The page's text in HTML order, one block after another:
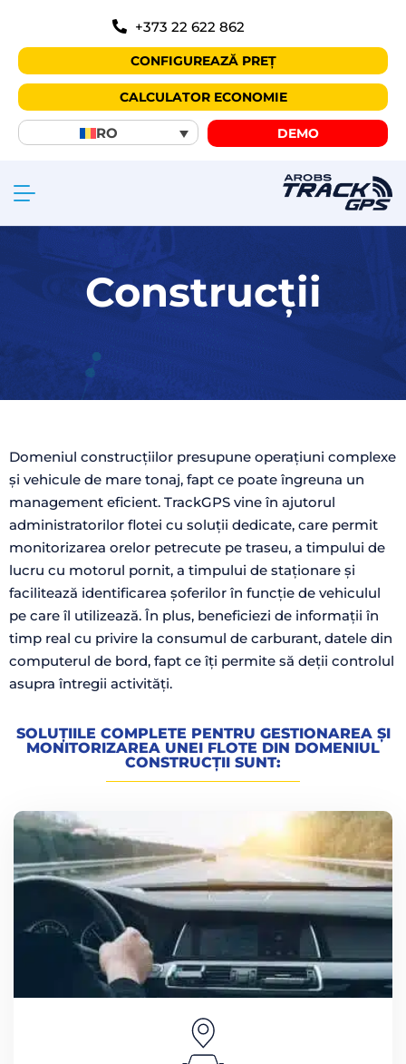
+373 22 622 862
CONFIGUREAZĂ PREȚ
CALCULATOR ECONOMIE
RO DEMO
Construcții
Domeniul construcțiilor presupune operațiuni complexe
și vehicule de mare tonaj, fapt ce poate îngreuna un
management eficient. TrackGPS vine în ajutorul
administratorilor flotei cu soluții dedicate, care permit
monitorizarea orelor petrecute pe traseu, a timpului de
lucru cu motorul pornit, a timpului de staționare și
facilitează identificarea șoferilor în funcție de vehiculul
pe care îl utilizează. În plus, beneficiezi de informații în
timp real cu privire la consumul de carburant, datele din
computerul de bord, fapt ce îți permite să deții controlul
asupra întregii activități.
SOLUȚIILE COMPLETE PENTRU GESTIONAREA ȘI
MONITORIZAREA UNEI FLOTE DIN DOMENIUL
CONSTRUCȚII SUNT: